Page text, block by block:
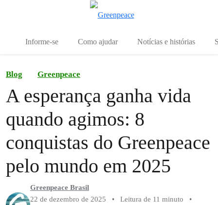
Informe-se Como ajudar Notícias e histórias
Blog Greenpeace
A esperança ganha vida
quando agimos: 8
conquistas do Greenpeace
pelo mundo em 2025
Greenpeace Brasil
22 de dezembro de 2025
• Leitura de 11 minuto
•